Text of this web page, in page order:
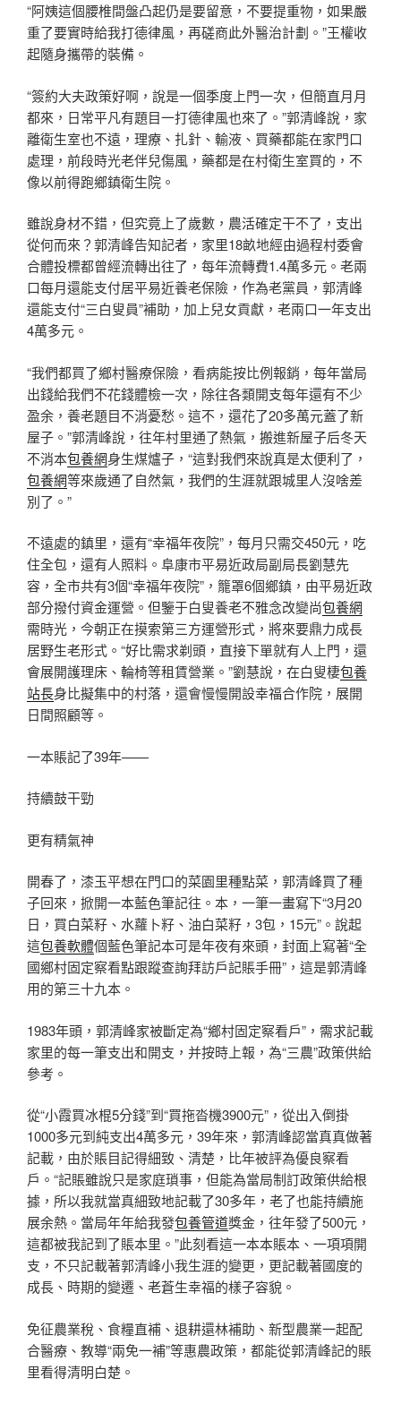
“阿姨這個腰椎間盤凸起仍是要留意，不要提重物，如果嚴
重了要實時給我打德律風，再磋商此外醫治計劃。”王權收
起隨身攜帶的裝備。
“簽約大夫政策好啊，說是一個季度上門一次，但簡直月月
都來，日常平凡有題目一打德律風也來了。”郭清峰說，家
離衛生室也不遠，理療、扎針、輸液、買藥都能在家門口
處理，前段時光老伴兒傷風，藥都是在村衛生室買的，不
像以前得跑鄉鎮衛生院。
雖說身材不錯，但究竟上了歲數，農活確定干不了，支出
從何而來？郭清峰告知記者，家里18畝地經由過程村委會
合體投標都曾經流轉出往了，每年流轉費1.4萬多元。老兩
口每月還能支付居平易近養老保險，作為老黨員，郭清峰
還能支付“三白叟員”補助，加上兒女貢獻，老兩口一年支出
4萬多元。
“我們都買了鄉村醫療保險，看病能按比例報銷，每年當局
出錢給我們不花錢體檢一次，除往各類開支每年還有不少
盈余，養老題目不消憂愁。這不，還花了20多萬元蓋了新
屋子。”郭清峰說，往年村里通了熱氣，搬進新屋子后冬天
不消本包養網身生煤爐子，“這對我們來說真是太便利了，
包養網等來歲通了自然氣，我們的生涯就跟城里人沒啥差
別了。”
不遠處的鎮里，還有“幸福年夜院”，每月只需交450元，吃
住全包，還有人照料。阜康市平易近政局副局長劉慧先
容，全市共有3個“幸福年夜院”，籠罩6個鄉鎮，由平易近政
部分撥付資金運營。但鑒于白叟養老不雅念改變尚包養網
需時光，今朝正在摸索第三方運營形式，將來要鼎力成長
居野生老形式。“好比需求剃頭，直接下單就有人上門，還
會展開護理床、輪椅等租賃營業。”劉慧說，在白叟棲包養
站長身比擬集中的村落，還會慢慢開設幸福合作院，展開
日間照顧等。
一本賬記了39年——
持續鼓干勁
更有精氣神
開春了，漆玉平想在門口的菜園里種點菜，郭清峰買了種
子回來，掀開一本藍色筆記往。本，一筆一畫寫下“3月20
日，買白菜籽、水蘿卜籽、油白菜籽，3包，15元”。說起
這包養軟體個藍色筆記本可是年夜有來頭，封面上寫著“全
國鄉村固定察看點跟蹤查詢拜訪戶記賬手冊”，這是郭清峰
用的第三十九本。
1983年頭，郭清峰家被斷定為“鄉村固定察看戶”，需求記載
家里的每一筆支出和開支，并按時上報，為“三農”政策供給
參考。
從“小霞買冰棍5分錢”到“買拖沓機3900元”，從出入倒掛
1000多元到純支出4萬多元，39年來，郭清峰認當真真做著
記載，由於賬目記得細致、清楚，比年被評為優良察看
戶。“記賬雖說只是家庭瑣事，但能為當局制訂政策供給根
據，所以我就當真細致地記載了30多年，老了也能持續施
展余熱。當局年年給我發包養管道獎金，往年發了500元，
這都被我記到了賬本里。”此刻看這一本本賬本、一項項開
支，不只記載著郭清峰小我生涯的變更，更記載著國度的
成長、時期的變遷、老蒼生幸福的樣子容貌。
免征農業稅、食糧直補、退耕還林補助、新型農業一起配
合醫療、教導“兩免一補”等惠農政策，都能從郭清峰記的賬
里看得清明白楚。